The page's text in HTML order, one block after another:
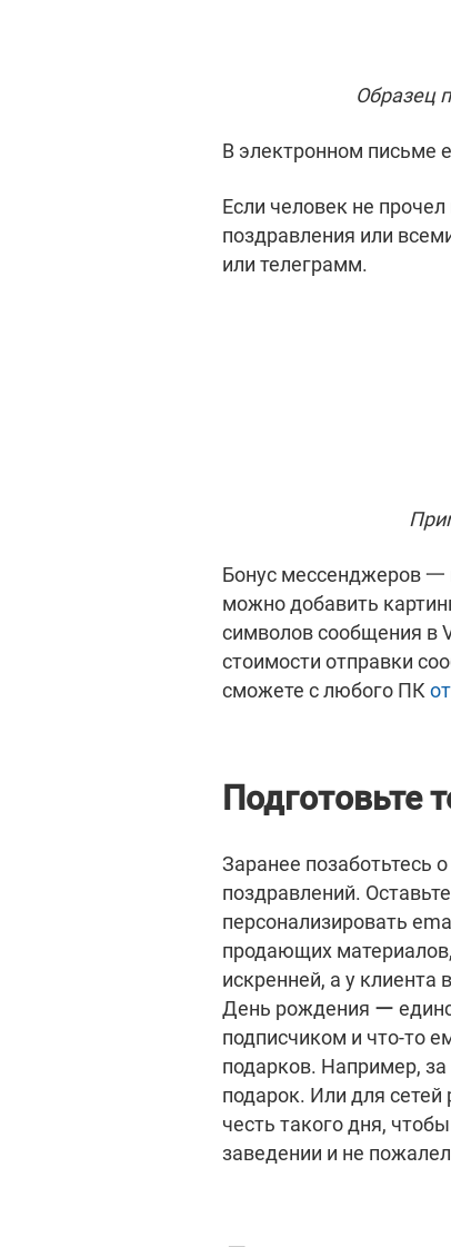
Образец
В электронном письме
Если человек не
поздравления или
или телеграмм.
Бонус мессенджеров
можно добавить
символов сообщения в
стоимости отправки
сможете с любого ПК
Подготовьте
Заранее позаботьтесь
поздравлений.
персонализировать
продающих
искренней, а у клиента
День рождения ー
подписчиком и что-то
подарков. Например,
подарок. Или для
честь такого дня,
заведении и не